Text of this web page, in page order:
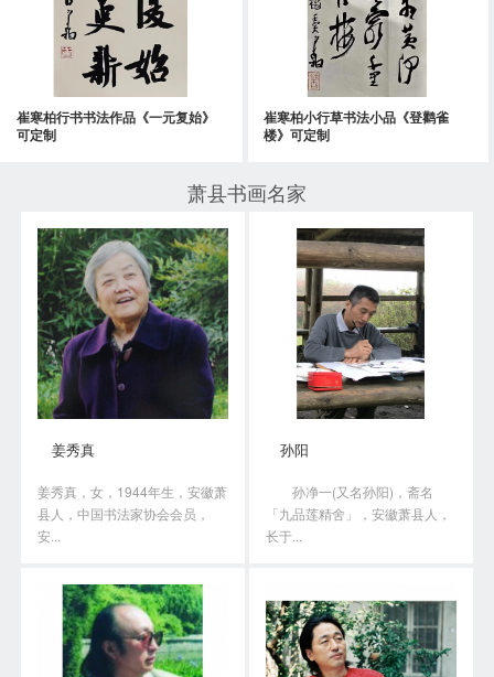
崔寒柏行书书法作品《一元复始》
可定制
崔寒柏小行草书法小品《登鹳雀
楼》可定制
萧县书画名家
姜秀真
姜秀真，女，1944年生，安徽萧
县人，中国书法家协会会员，
安...
孙阳
孙净一(又名孙阳)，斋名
「九品莲精舍」，安徽萧县人，
长于...